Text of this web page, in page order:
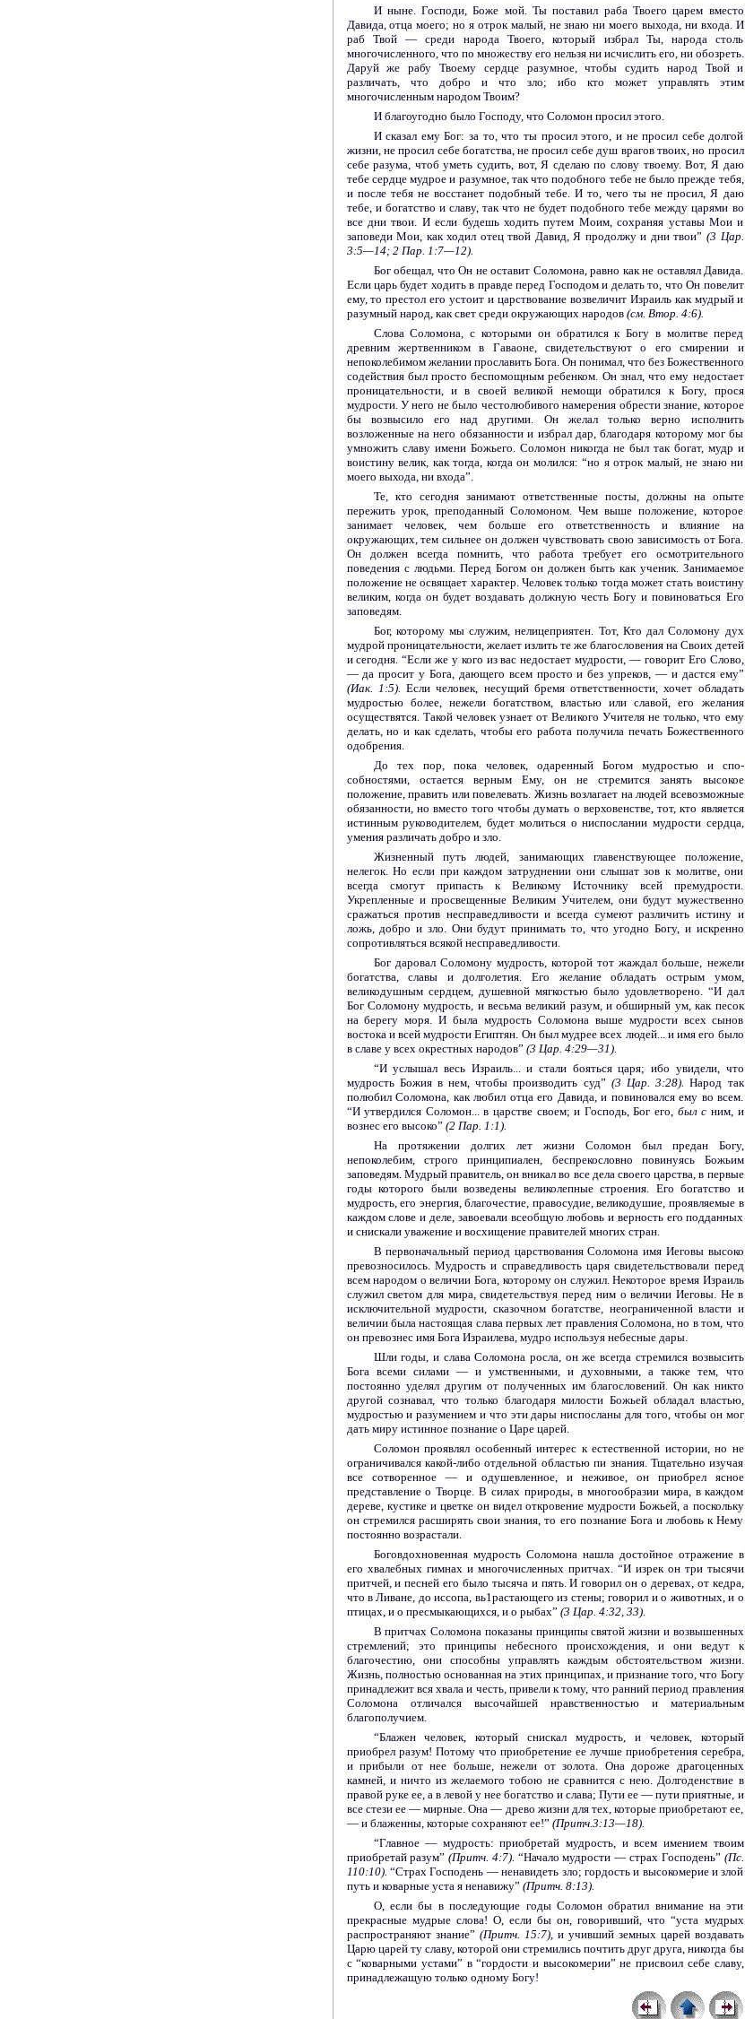
И ныне. Господи, Боже мой. Ты поставил раба Твоего царем вместо
Давида, отца моего; но я отрок малый, не знаю ни моего выхода, ни входа. И
раб Твой — среди народа Твоего, который избрал Ты, народа столь
многочисленного, что по множеству его нельзя ни исчислить его, ни обозреть.
Даруй же рабу Твоему сердце разумное, чтобы судить народ Твой и
различать, что добро и что зло; ибо кто может управлять этим
многочисленным народом Твоим?
И благоугодно было Господу, что Соломон просил этого.
И сказал ему Бог: за то, что ты просил этого, и не просил себе долгой
жизни, не просил себе богатства, не просил себе душ врагов твоих, но просил
себе разума, чтоб уметь судить, вот, Я сделаю по слову твоему. Вот, Я даю
тебе сердце мудрое и разум­ное, так что подобного тебе не было прежде тебя,
и после тебя не восстанет подобный тебе. И то, чего ты не просил, Я даю
тебе, и богатство и славу, так что не будет подобного тебе между царями во
все дни твои. И если будешь ходить путем Моим, сохраняя уставы Мои и
заповеди Мои, как ходил отец твой Давид, Я продолжу и дни твои” (3 Цар.
3:5—14; 2 Пар. 1:7—12).
Бог обещал, что Он не оставит Соломона, равно как не оставлял Давида.
Если царь будет ходить в правде перед Господом и делать то, что Он повелит
ему, то престол его устоит и царствование возвеличит Израиль как мудрый и
разумный народ, как свет среди окружающих народов (см. Втор. 4:6).
Слова Соломона, с которыми он обратился к Богу в молитве перед
древним жертвенником в Гаваоне, свидетельствуют о его смирении и
непоколебимом желании прославить Бога. Он пони­мал, что без Божественного
содействия был просто беспомощным ребенком. Он знал, что ему недостает
проницательности, и в своей великой немощи обратился к Богу, прося
мудрости. У него не было честолюбивого намерения обрести знание, которое
бы возвысило его над другими. Он желал только верно исполнить
возложенные на него обязанности и избрал дар, благодаря которому мог бы
умножить славу имени Божьего. Соломон никогда не был так богат, мудр и
воистину велик, как тогда, когда он молился: “но я отрок малый, не знаю ни
моего выхода, ни входа”.
Те, кто сегодня занимают ответственные посты, должны на опыте
пережить урок, преподанный Соломоном. Чем выше положение, которое
занимает человек, чем больше его ответст­венность и влияние на
окружающих, тем сильнее он должен чувствовать свою зависимость от Бога.
Он должен всегда помнить, что работа требует его осмотрительного
поведения с людьми. Перед Богом он должен быть как ученик. Занимаемое
положение не освящает характер. Человек только тогда может стать воистину
великим, когда он будет воздавать должную честь Богу и повино­ваться Его
заповедям.
Бог, которому мы служим, нелицеприятен. Тот, Кто дал Соломону дух
мудрой проницательности, желает излить те же благословения на Своих детей
и сегодня. “Если же у кого из вас недостает мудрости, — говорит Его Слово,
— да просит у Бога, даю­щего всем просто и без упреков, — и дастся ему”
(Иак. 1:5). Если человек, несущий бремя ответственности, хочет обладать
муд­ростью более, нежели богатством, властью или славой, его жела­ния
осуществятся. Такой человек узнает от Великого Учителя не только, что ему
делать, но и как сделать, чтобы его работа получила печать Божественного
одобрения.
До тех пор, пока человек, одаренный Богом мудростью и спо­
собностями, остается верным Ему, он не стремится занять высокое
положение, править или повелевать. Жизнь возлагает на людей всевозможные
обязанности, но вместо того чтобы думать о вер­ховенстве, тот, кто является
истинным руководителем, будет молиться о ниспослании мудрости сердца,
умения различать добро и зло.
Жизненный путь людей, занимающих главенствующее по­ложение,
нелегок. Но если при каждом затруднении они слышат зов к молитве, они
всегда смогут припасть к Великому Источнику всей премудрости.
Укрепленные и просвещенные Великим Учи­телем, они будут мужественно
сражаться против несправедли­вости и всегда сумеют различить истину и
ложь, добро и зло. Они будут принимать то, что угодно Богу, и искренно
сопротивляться всякой несправедливости.
Бог даровал Соломону мудрость, которой тот жаждал больше, нежели
богатства, славы и долголетия. Его желание обладать острым умом,
великодушным сердцем, душевной мягкостью было удовлетворено. “И дал
Бог Соломону мудрость, и весьма великий разум, и обширный ум, как песок
на берегу моря. И была мудрость Соломона выше мудрости всех сынов
востока и всей мудрости Египтян. Он был мудрее всех людей... и имя его было
в славе у всех окрестных народов” (3 Цар. 4:29—31).
“И услышал весь Израиль... и стали бояться царя; ибо увидели, что
мудрость Божия в нем, чтобы производить суд” (3 Цар. 3:28).Народ так
полюбил Соломона, как любил отца его Давида, и по­виновался ему во всем.
“И утвердился Соломон... в царстве своем; и Господь, Бог его, был с ним, и
вознес его высоко” (2 Пар. 1:1).
На протяжении долгих лет жизни Соломон был предан Богу,
непоколебим, строго принципиален, беспрекословно повинуясь Божьим
заповедям. Мудрый правитель, он вникал во все дела своего царства, в первые
годы которого были возведены вели­колепные строения. Его богатство и
мудрость, его энергия, благо­честие, правосудие, великодушие, проявляемые в
каждом слове и деле, завоевали всеобщую любовь и верность его подданных
и снискали уважение и восхищение правителей многих стран.
В первоначальный период царствования Соломона имя Иеговы высоко
превозносилось. Мудрость и справедливость царя свидетельствовали перед
всем народом о величии Бога, которому он служил. Некоторое время Израиль
служил светом для мира, свидетельствуя перед ним о величии Иеговы. Не в
исклю­чительной мудрости, сказочном богатстве, неограниченной власти и
величии была настоящая слава первых лет правления Соло­мона, но в том, что
он превознес имя Бога Израилева, мудро используя небесные дары.
Шли годы, и слава Соломона росла, он же всегда стремился возвысить
Бога всеми силами — и умственными, и духовными, а также тем, что
постоянно уделял другим от полученных им благословений. Он как никто
другой сознавал, что только благо­даря милости Божьей обладал властью,
мудростью и разумением и что эти дары ниспосланы для того, чтобы он мог
дать миру истинное познание о Царе царей.
Соломон проявлял особенный интерес к естественной истории, но не
ограничивался какой-либо отдельной областью пи знания. Тщательно изучая
все сотворенное — и одушевленное, и неживое, он приобрел ясное
представление о Творце. В силах природы, в многообразии мира, в каждом
дереве, кустике и цветке он видел откровение мудрости Божьей, а поскольку
он стремился рас­ширять свои знания, то его познание Бога и любовь к Нему
постоянно возрастали.
Боговдохновенная мудрость Соломона нашла достойное отра­жение в
его хвалебных гимнах и многочисленных притчах. “И изрек он три тысячи
притчей, и песней его было тысяча и пять. И говорил он о деревах, от кедра,
что в Ливане, до иссопа, вь1растающего из стены; говорил и о животных, и о
птицах, и о пре­смыкающихся, и о рыбах” (3 Цар. 4:32, 33).
В притчах Соломона показаны принципы святой жизни и возвышенных
стремлений; это принципы небесного проис­хождения, и они ведут к
благочестию, они способны управлять каждым обстоятельством жизни.
Жизнь, полностью основанная на этих принципах, и признание того, что Богу
принадлежит вся хвала и честь, привели к тому, что ранний период правления
Соломона отличался высочайшей нравственностью и материаль­ным
благополучием.
“Блажен человек, который снискал мудрость, и человек, который
приобрел разум! Потому что приобретение ее лучше приобретения серебра,
и прибыли от нее больше, нежели от золота. Она дороже драгоценных
камней, и ничто из желаемого тобою не сравнится с нею. Долгоденствие в
правой руке ее, а в левой у нее богатство и слава; Пути ее — пути приятные, и
все стези ее — мирные. Она — древо жизни для тех, которые приоб­ретают ее,
— и блаженны, которые сохраняют ее!” (Притч.3:13—18).
“Главное — мудрость: приобретай мудрость, и всем имением твоим
приобретай разум”(Притч. 4:7). “Начало мудрости — страх Господень” (Пс.
110:10). “Страх Господень — ненавидеть зло; гордость и высокомерие и злой
путь и коварные уста я ненавижу” (Притч. 8:13).
О, если бы в последующие годы Соломон обратил внимание на эти
прекрасные мудрые слова! О, если бы он, говоривший, что “уста мудрых
распространяют знание” (Притч. 15:7),и учивший земных царей воздавать
Царю царей ту славу, которой они стремились почтить друг друга, никогда бы
с “коварными уста­ми” в “гордости и высокомерии” не присвоил себе славу,
при­надлежащую только одному Богу!